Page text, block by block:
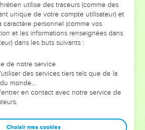
L’ANNÉE !
POUVAIENT VOUS ÉVITER LES
VOTRES ?
Mais on voit moins les doutes, les erreurs
qu'ils ont traversés, alors même que ce
qui les ont façonnés.
leaders, entrepreneurs, et responsables
plus de sagesse afin que leurs erreurs
utilise des traceurs (comme des
unique de votre compte utilisateur) et
caractère personnel (comme vos
et les informations renseignées dans
dans les buts suivants :
de notre service
des services tiers tels que de la
monde…
en contact avec notre service de
Choisir mes cookies